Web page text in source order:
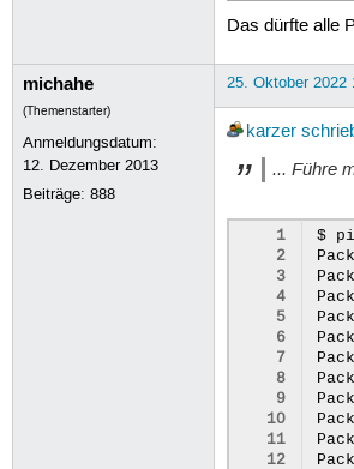
Das dürfte alle
michahe
(Themenstarter)
Anmeldungsdatum:
12. Dezember 2013
Beiträge:888
25. Oktober 2022
karzer
... Führe
1
2
3
4
5
6
7
8
9
10
11
12
$